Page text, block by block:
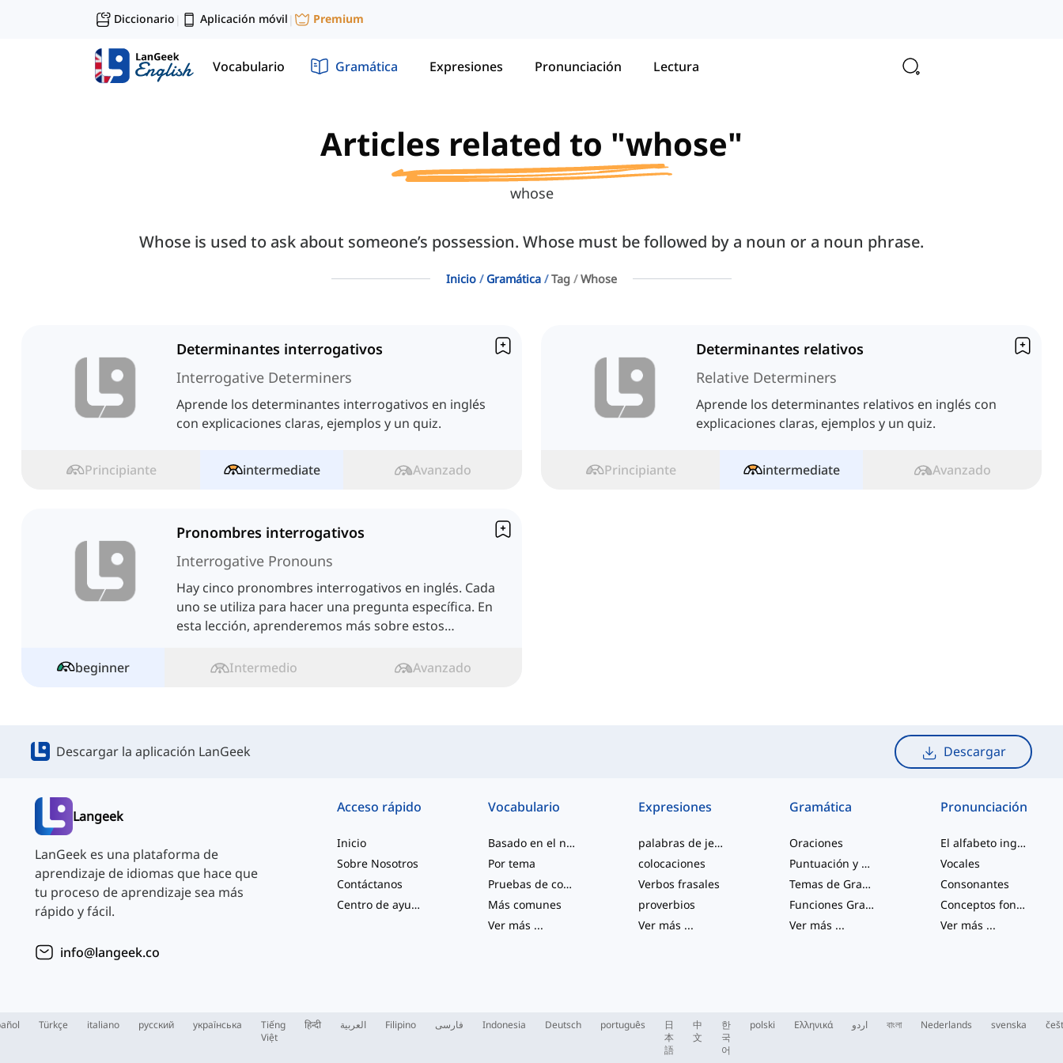
Diccionario | Aplicación móvil | Premium
Vocabulario Gramática Expresiones Pronunciación Lectura
Articles related to "whose"
whose
Whose is used to ask about someone’s possession. Whose must be followed by a noun or a noun phrase.
Inicio Gramática Tag Whose
Determinantes interrogativos
Interrogative Determiners
Aprende los determinantes interrogativos en inglés
con explicaciones claras, ejemplos y un quiz.
Principiante intermediate Avanzado
Determinantes relativos
Relative Determiners
Aprende los determinantes relativos en inglés con
explicaciones claras, ejemplos y un quiz.
Principiante intermediate Avanzado
Pronombres interrogativos
Interrogative Pronouns
Hay cinco pronombres interrogativos en inglés. Cada
uno se utiliza para hacer una pregunta específica. En
esta lección, aprenderemos más sobre estos
beginner
Intermedio Avanzado
Descargar la aplicación LanGeek Descargar
Langeek
LanGeek es una plataforma de
aprendizaje de idiomas que hace que
tu proceso de aprendizaje sea más
rápido y fácil.
info@langeek.co
Acceso rápido
Inicio
Sobre Nosotros
Contáctanos
Centro de ayuda
Vocabulario
Basado en el nivel
Por tema
Pruebas de competencia
Más comunes
Ver más ...
Expresiones
palabras de jerga
colocaciones
Verbos frasales
proverbios
Ver más ...
Gramática
Oraciones
Puntuación y Ortografía
Temas de Gramática Varios
Funciones Gramaticales
Ver más ...
Pronunciación
El alfabeto inglés
Vocales
Consonantes
Conceptos fonológicos
Ver más ...
Türkçe italiano русский українська
Tiếng
Việt
हिन्दी العربية Filipino فارسی Indonesia Deutsch português
日
本
語
中
文
한
국
어
polski Ελληνικά اردو বাংলা Nederlands svenska